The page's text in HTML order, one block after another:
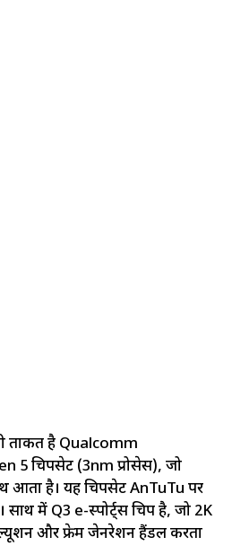
ताकत है Qualcomm
5 चिपसेट (3nm प्रोसेस), जो
आता है। यह चिपसेट AnTuTu पर
साथ में Q3 e-स्पोर्ट्स चिप है, जो 2K
और फ्रेम जेनरेशन हैंडल करता